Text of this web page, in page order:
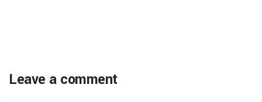
Leave a comment